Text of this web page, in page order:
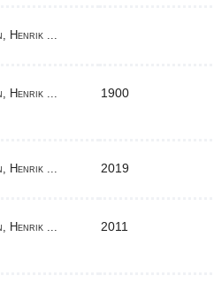
Henrik ...
Henrik ... 1900
Henrik ... 2019
Henrik ... 2011